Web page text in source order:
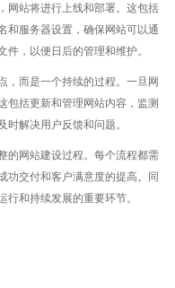
站将进行上线和部署。这包括
和服务器设置，确保网站可以通
，以便日后的管理和维护。
而是一个持续的过程。一旦网
包括更新和管理网站内容，监测
时解决用户反馈和问题。
网站建设过程。每个流程都需
功交付和客户满意度的提高。同
和持续发展的重要环节。